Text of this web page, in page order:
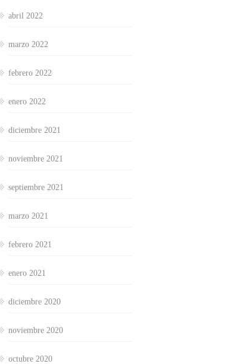
abril 2022
marzo 2022
febrero 2022
enero 2022
diciembre 2021
noviembre 2021
septiembre 2021
marzo 2021
febrero 2021
enero 2021
diciembre 2020
noviembre 2020
octubre 2020